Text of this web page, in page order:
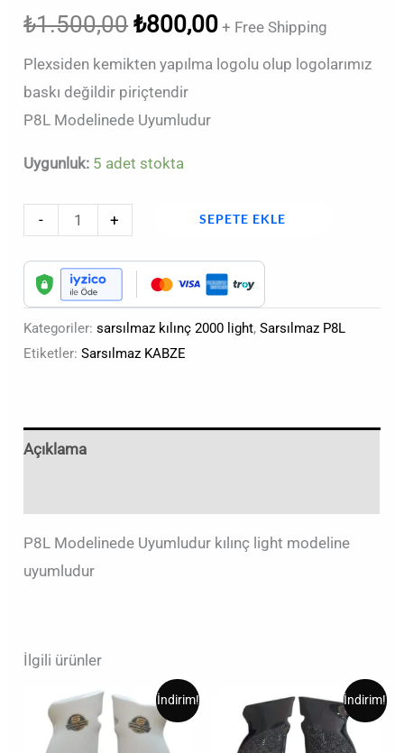
₺1.500,00 ₺800,00 + Free Shipping
Plexsiden kemikten yapılma logolu olup logolarımız
baskı değildir piriçtendir
P8L Modelinede Uyumludur
Uygunluk: 5 adet stokta
- + SEPETE EKLE
Kategoriler:sarsılmaz kılınç 2000 light,Sarsılmaz P8L
Etiketler:Sarsılmaz KABZE
Açıklama
P8L Modelinede Uyumludur kılınç light modeline
uyumludur
İlgili ürünler
İndirim!
Orijinal
fiyat:
₺1.400,00.
andaki
fiyat:
₺900,00.
İndirim!
fiyat:
₺2,00.
Şu
andaki
fiyat:
₺1,00.